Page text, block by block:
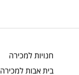
חנויותלמכירה
בית אבותלמכירה